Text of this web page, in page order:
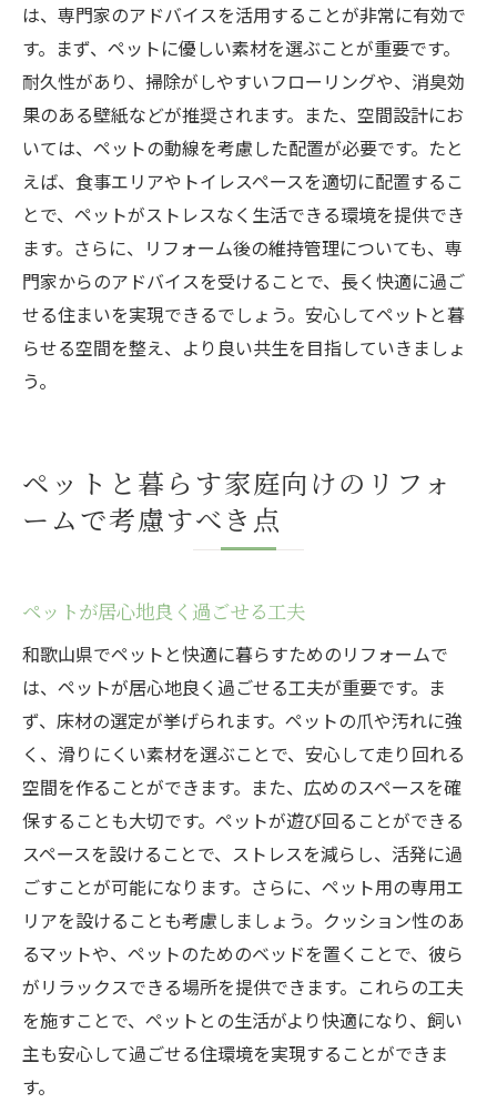
は、専門家のアドバイスを活用することが非常に有効で
す。まず、ペットに優しい素材を選ぶことが重要です。
耐久性があり、掃除がしやすいフローリングや、消臭効
果のある壁紙などが推奨されます。また、空間設計にお
いては、ペットの動線を考慮した配置が必要です。たと
えば、食事エリアやトイレスペースを適切に配置するこ
とで、ペットがストレスなく生活できる環境を提供でき
ます。さらに、リフォーム後の維持管理についても、専
門家からのアドバイスを受けることで、長く快適に過ご
せる住まいを実現できるでしょう。安心してペットと暮
らせる空間を整え、より良い共生を目指していきましょ
う。
ペットと暮らす家庭向けのリフォ
ームで考慮すべき点
ペットが居心地良く過ごせる工夫
和歌山県でペットと快適に暮らすためのリフォームで
は、ペットが居心地良く過ごせる工夫が重要です。ま
ず、床材の選定が挙げられます。ペットの爪や汚れに強
く、滑りにくい素材を選ぶことで、安心して走り回れる
空間を作ることができます。また、広めのスペースを確
保することも大切です。ペットが遊び回ることができる
スペースを設けることで、ストレスを減らし、活発に過
ごすことが可能になります。さらに、ペット用の専用エ
リアを設けることも考慮しましょう。クッション性のあ
るマットや、ペットのためのベッドを置くことで、彼ら
がリラックスできる場所を提供できます。これらの工夫
を施すことで、ペットとの生活がより快適になり、飼い
主も安心して過ごせる住環境を実現することができま
す。